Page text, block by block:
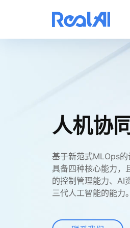
人机协
基于新范式MLOps
具备四种核心能力，
的控制管理能力、AI
三代人工智能的能力。